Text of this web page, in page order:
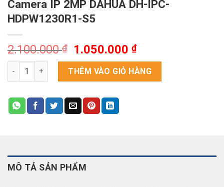
Camera IP 2MP DAHUA DH-IPC-
HDPW1230R1-S5
2.100.000₫
Giá
gốc
là:
2.100.000 ₫.
1.050.000₫Giá
hiện
tại
là:
Camera IP 2MP DAHUA DH-IPC-HDPW1230R1-S5 số lượng
THÊM VÀO GIỎ HÀNG
MÔ TẢ SẢN PHẨM